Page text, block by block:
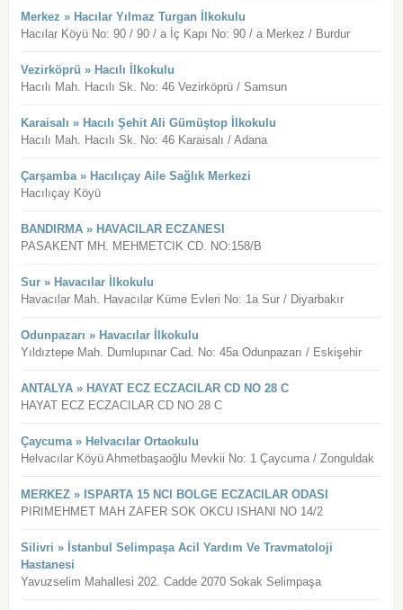
Merkez » Hacılar Yılmaz Turgan İlkokulu
Hacılar Köyü No: 90 / 90 / a İç Kapı No: 90 / a Merkez / Burdur
Vezirköprü » Hacılı İlkokulu
Hacılı Mah. Hacılı Sk. No: 46 Vezirköprü / Samsun
Karaisalı » Hacılı Şehit Ali Gümüştop İlkokulu
Hacılı Mah. Hacılı Sk. No: 46 Karaisalı / Adana
Çarşamba » Hacılıçay Aile Sağlık Merkezi
Hacılıçay Köyü
BANDIRMA » HAVACILAR ECZANESI
PASAKENT MH. MEHMETCIK CD. NO:158/B
Sur » Havacılar İlkokulu
Havacılar Mah. Havacılar Küme Evleri No: 1a Sur / Diyarbakır
Odunpazarı » Havacılar İlkokulu
Yıldıztepe Mah. Dumlupınar Cad. No: 45a Odunpazarı / Eskişehir
ANTALYA » HAYAT ECZ ECZACILAR CD NO 28 C
HAYAT ECZ ECZACILAR CD NO 28 C
Çaycuma » Helvacılar Ortaokulu
Helvacılar Köyü Ahmetbaşaoğlu Mevkii No: 1 Çaycuma / Zonguldak
MERKEZ » ISPARTA 15 NCI BOLGE ECZACILAR ODASI
PIRIMEHMET MAH ZAFER SOK OKCU ISHANI NO 14/2
Silivri » İstanbul Selimpaşa Acil Yardım Ve Travmatoloji
Hastanesi
Yavuzselim Mahallesi 202. Cadde 2070 Sokak Selimpaşa